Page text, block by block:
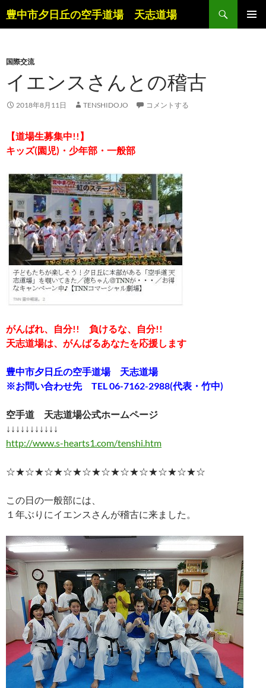
ン
ツ
キ
豊中市夕日丘の空手道場 天志道場
検
索
国際交流
イエンスさんとの稽古
2018年8月11日 TENSHIDOJO コメントする
【道場生募集中!!】
キッズ(園児)・少年部・一般部
がんばれ、自分!! 負けるな、自分!!
天志道場は、がんばるあなたを応援します
豊中市夕日丘の空手道場 天志道場
※お問い合わせ先 TEL 06-7162-2988(代表・竹中)
空手道 天志道場公式ホームページ
↓↓↓↓↓↓↓↓↓↓↓
http://www.s-hearts1.com/tenshi.htm
☆★☆★☆★☆★☆★☆★☆★☆★☆★☆★☆
この日の一般部には、
１年ぶりにイエンスさんが稽古に来ました。